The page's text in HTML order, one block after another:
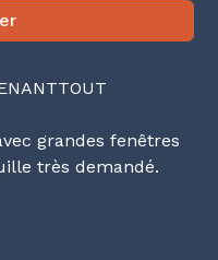
grandes fenêtres
très demandé.